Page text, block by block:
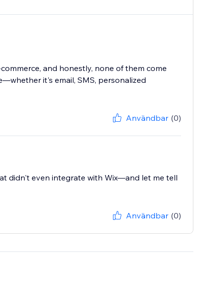
and honestly, none of them come
it's email, SMS, personalized
Användbar (0)
didn't even integrate with Wix—and let me tell
Användbar (0)